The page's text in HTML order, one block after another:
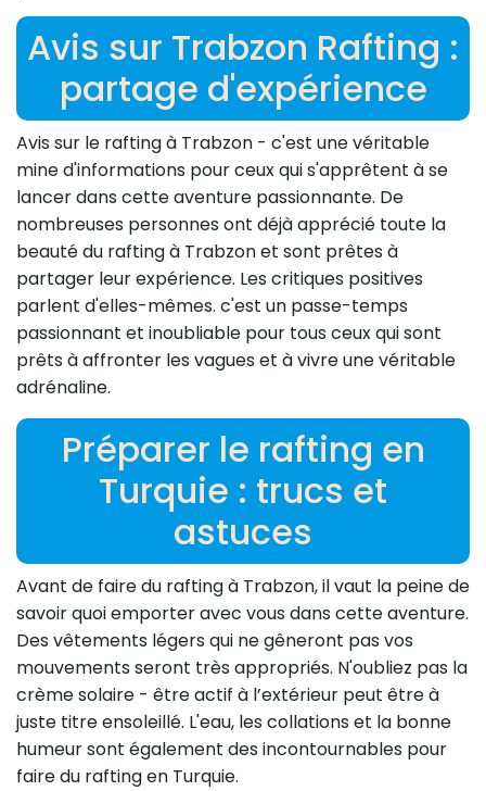
Avis sur Trabzon Rafting :
partage d'expérience
Avis sur le rafting à Trabzon - c'est une véritable
mine d'informations pour ceux qui s'apprêtent à se
lancer dans cette aventure passionnante. De
nombreuses personnes ont déjà apprécié toute la
beauté du rafting à Trabzon et sont prêtes à
partager leur expérience. Les critiques positives
parlent d'elles-mêmes. c'est un passe-temps
passionnant et inoubliable pour tous ceux qui sont
prêts à affronter les vagues et à vivre une véritable
adrénaline.
Préparer le rafting en
Turquie : trucs et
astuces
Avant de faire du rafting à Trabzon, il vaut la peine de
savoir quoi emporter avec vous dans cette aventure.
Des vêtements légers qui ne gêneront pas vos
mouvements seront très appropriés. N'oubliez pas la
crème solaire - être actif à l’extérieur peut être à
juste titre ensoleillé. L'eau, les collations et la bonne
humeur sont également des incontournables pour
faire du rafting en Turquie.